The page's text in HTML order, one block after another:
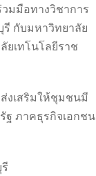
มมือทางวิชาการ
กับมหาวิทยาลัย
เทโนโลยีราช
งเสริมให้ชุมชนมี
ฐ ภาคธุรกิจเอกชน